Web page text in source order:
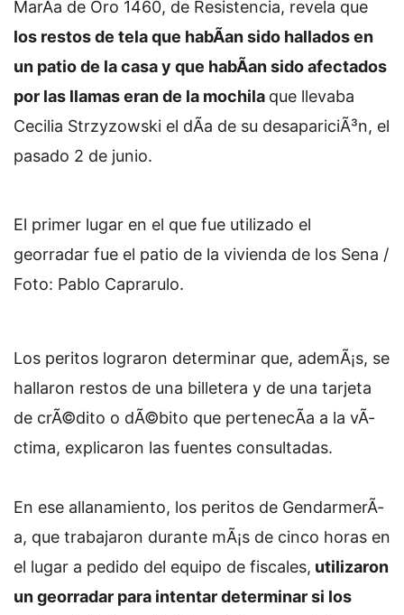
MarÃ­a de Oro 1460, de Resistencia, revela que
los restos de tela que habÃ­an sido hallados en
un patio de la casa y que habÃ­an sido afectados
por las llamas eran de la mochila que llevaba
Cecilia Strzyzowski el dÃ­a de su desapariciÃ³n, el
pasado 2 de junio.
El primer lugar en el que fue utilizado el
georradar fue el patio de la vivienda de los Sena /
Foto: Pablo Caprarulo.
Los peritos lograron determinar que, ademÃ¡s, se
hallaron restos de una billetera y de una tarjeta
de crÃ©dito o dÃ©bito que pertenecÃ­a a la vÃ­
ctima, explicaron las fuentes consultadas.
En ese allanamiento, los peritos de GendarmerÃ­
a, que trabajaron durante mÃ¡s de cinco horas en
el lugar a pedido del equipo de fiscales, utilizaron
un georradar para intentar determinar si los